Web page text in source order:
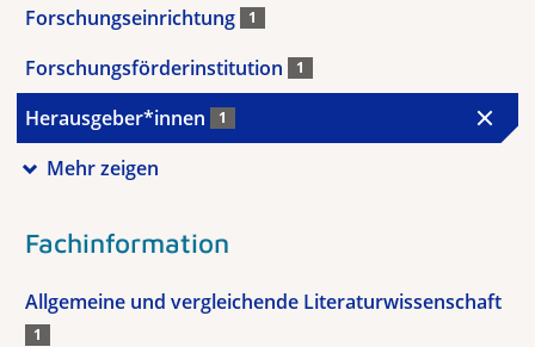
Forschungseinrichtung 1
Forschungsförderinstitution 1
Herausgeber*innen 1
Mehr zeigen
Fachinformation
Allgemeine und vergleichende Literaturwissenschaft
1